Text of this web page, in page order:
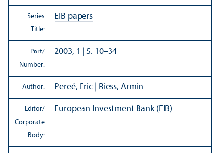
Series
Title:
EIB papers
Part/
Number:
2003, 1 | S. 10–34
Author: Pereé, Eric | Riess, Armin
Editor/
Corporate
Body:
European Investment Bank (EIB)